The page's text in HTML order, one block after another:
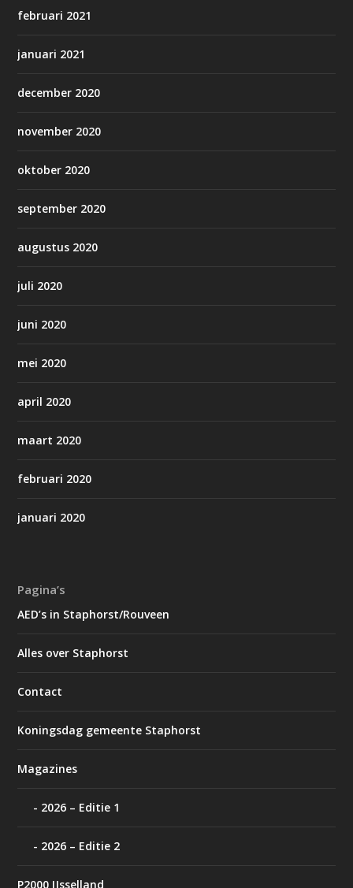
februari 2021
januari 2021
december 2020
november 2020
oktober 2020
september 2020
augustus 2020
juli 2020
juni 2020
mei 2020
april 2020
maart 2020
februari 2020
januari 2020
Pagina’s
AED’s in Staphorst/Rouveen
Alles over Staphorst
Contact
Koningsdag gemeente Staphorst
Magazines
2026 – Editie 1
2026 – Editie 2
P2000 IJsselland